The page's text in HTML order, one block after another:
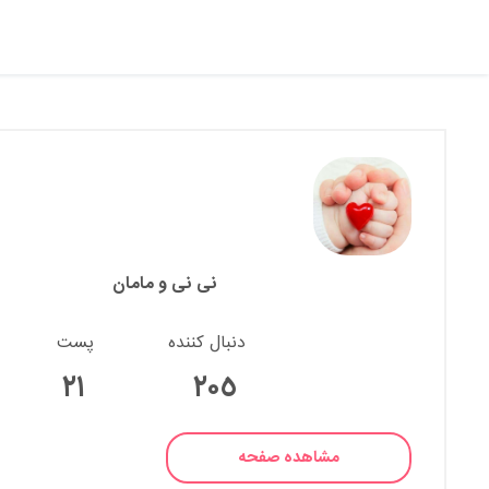
نی نی و مامان
دنبال کننده
٢۰٥
پست
٢١
مشاهده صفحه